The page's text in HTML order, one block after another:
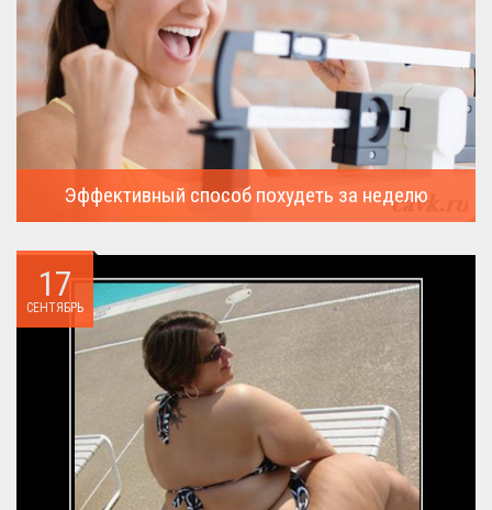
Эффективный способ похудеть за неделю
всегда...
17
СЕНТЯБРЬ